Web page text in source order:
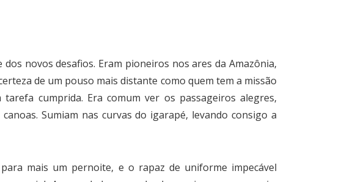
novos desafios. Eram pioneiros nos ares da Amazônia,
de um pouso mais distante como quem tem a missão
cumprida. Era comum ver os passageiros alegres,
Sumiam nas curvas do igarapé, levando consigo a
mais um pernoite, e o rapaz de uniforme impecável